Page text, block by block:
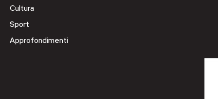
Cultura
Sport
Approfondimenti